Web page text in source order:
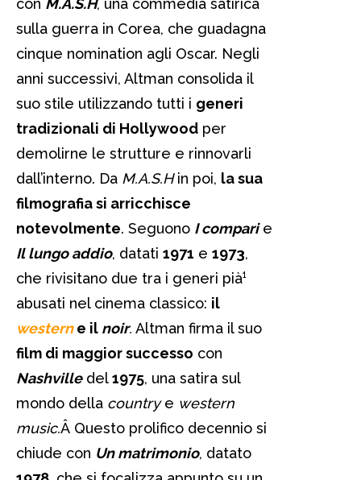
con M.A.S.H, una commedia satirica
sulla guerra in Corea, che guadagna
cinque nomination agli Oscar. Negli
anni successivi, Altman consolida il
suo stile utilizzando tutti i generi
tradizionali di Hollywood per
demolirne le strutture e rinnovarli
dall’interno. Da M.A.S.Hin poi, la sua
filmografia si arricchisce
notevolmente. Seguono I comparie
Il lungo addio, datati 1971 e 1973,
che rivisitano due tra i generi pià¹
abusati nel cinema classico: il
westerne il noir. Altman firma il suo
film di maggior successo con
Nashvilledel1975, una satira sul
mondo della countrye western
music.Â Questo prolifico decennio si
chiude con Un matrimonio, datato